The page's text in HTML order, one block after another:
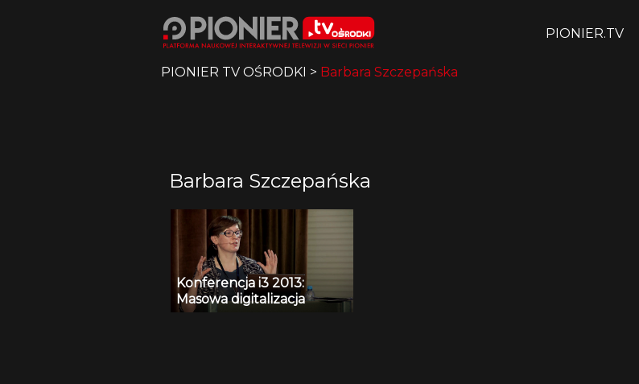
PIONIER.TV
PIONIER TV OŚRODKI > Barbara Szczepańska
Barbara Szczepańska
Konferencja i3 2013:
Masowa digitalizacja